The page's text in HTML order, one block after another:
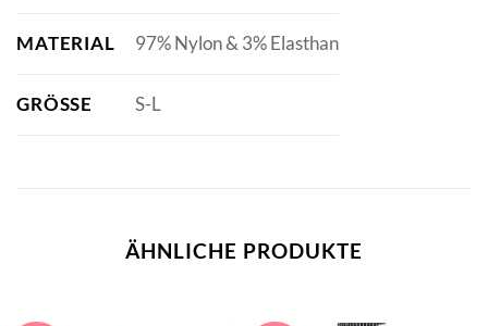
MATERIAL 97% Nylon & 3% Elasthan
GRÖSSE S-L
ÄHNLICHE PRODUKTE